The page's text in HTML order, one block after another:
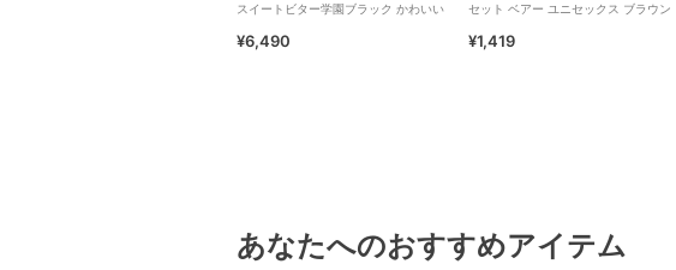
スイートビター学園ブラック かわいい
¥6,490
セット ベアー ユニセックス ブラウン
¥1,419
あなたへのおすすめアイテム